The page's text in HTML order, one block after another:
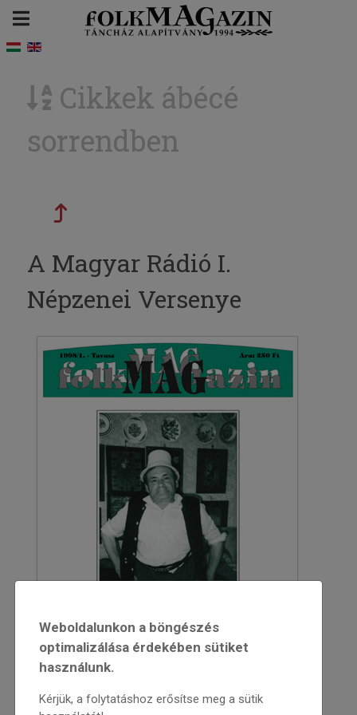
Cikkek ábécé
sorrendben
A Magyar Rádió I.
Népzenei Versenye
Weboldalunkon a böngészés
optimalizálása érdekében sütiket
használunk.
Kérjük, a folytatáshoz erősítse meg a sütik